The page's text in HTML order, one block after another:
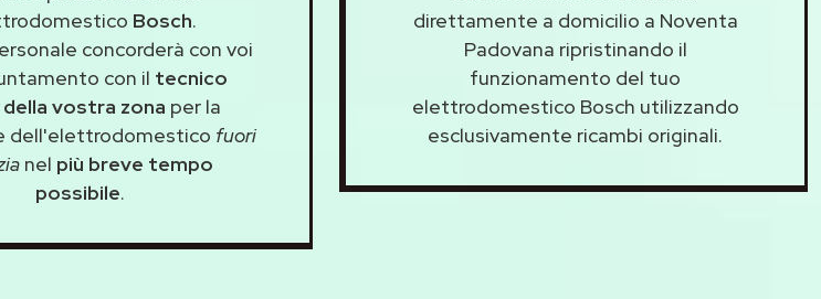
Bosch.
concorderà con voi
con il tecnico
vostra zona per la
dell'elettrodomestico fuori
nel più breve tempo
possibile.
direttamente a domicilio a Noventa
Padovana ripristinando il
funzionamento del tuo
elettrodomestico Bosch utilizzando
esclusivamente ricambi originali.